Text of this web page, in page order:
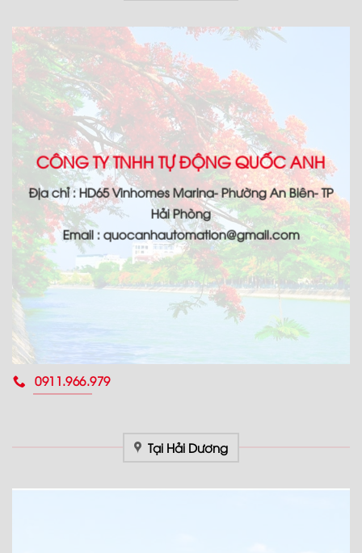
CÔNG TY TNHH TỰ ĐỘNG QUỐC ANH
Địa chỉ : HD65 Vinhomes Marina- Phường An Biên- TP
Hải Phòng
Email : quocanhautomation@gmail.com
0911.966.979
Tại Hải Dương